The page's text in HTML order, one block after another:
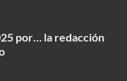
por… la redacción